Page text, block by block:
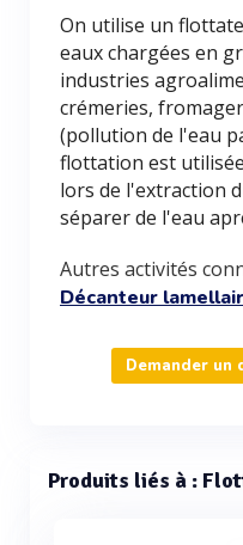
On utilise un
eaux chargées en
industries
crémeries,
(pollution de l'eau
flottation est
lors de l'extraction
séparer de l'eau
Autres activités
Décanteur
Demander un
Produits liés à :